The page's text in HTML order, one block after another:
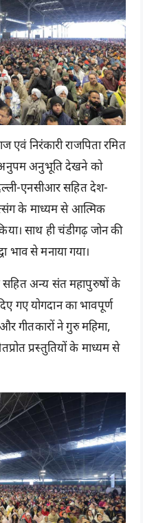
एवं निरंकारी राजपिता रमित
अनुपम अनुभूति देखने को
एनसीआर सहित देश-
के माध्यम से आत्मिक
साथ ही चंडीगढ़ जोन की
भाव से मनाया गया।
अन्य संत महापुरुषों के
गए योगदान का भावपूर्ण
गीतकारों ने गुरु महिमा,
प्रस्तुतियों के माध्यम से